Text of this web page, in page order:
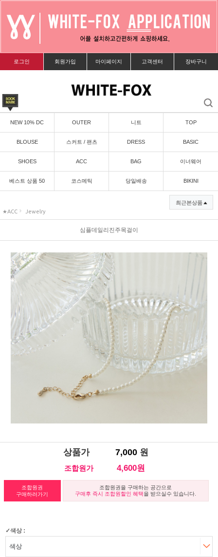
로그인 회원가입 마이페이지 고객센터 장바구니
NEW 10% DC OUTER 니트 TOP
BLOUSE 스커트 / 팬츠 DRESS BASIC
SHOES ACC BAG 이너웨어
베스트 상품 50 코스메틱 당일배송 BIKINI
★ACC Jewelry
최근본상품
심플데일리진주목걸이
상품가 7,000 원
조합원가 4,600원
조합원권
구매하러가기
조합원권을 구매하는 공간으로
구매후 즉시 조합원할인 혜택을 받으실수 있습니다.
색상 :